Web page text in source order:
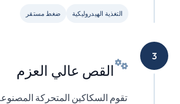
التغذية الهيدروليكية ضغط مستقر
3
القص عالي العزم
تقوم السكاكين المتحركة